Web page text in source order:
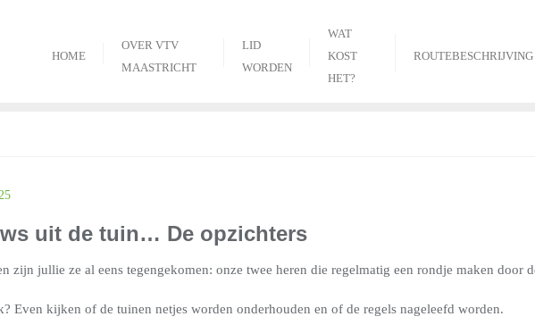
HOME
OVER VTV
MAASTRICHT
LID
WORDEN
WAT
KOST
HET?
ROUTEBESCHRIJVING
uit de tuin… De opzichters
zijn jullie ze al eens tegengekomen: onze twee heren die regelmatig een rondje maken door
Even kijken of de tuinen netjes worden onderhouden en of de regels nageleefd worden.